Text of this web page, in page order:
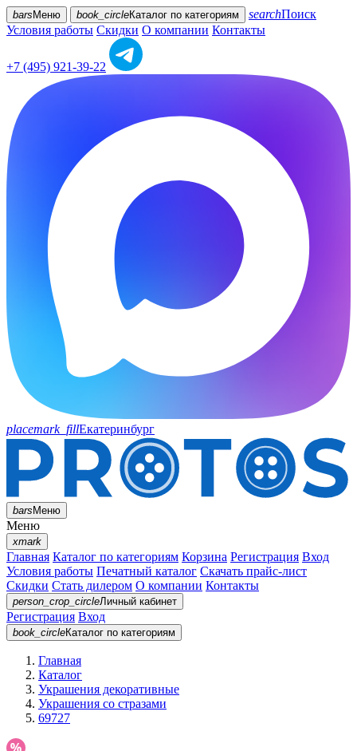
bars Меню book_circleКаталог по категориям searchПоиск
Условия работы Скидки О компании Контакты
+7 (495) 921-39-22
placemark_fillЕкатеринбург
barsМеню
Меню
xmark
Главная Каталог по категориям Корзина Регистрация Вход
Условия работы Печатный каталог Скачать прайс-лист
Скидки Стать дилером О компании Контакты
person_crop_circleЛичный кабинет
Регистрация Вход
book_circleКаталог по категориям
Главная
Каталог
Украшения декоративные
Украшения со стразами
69727